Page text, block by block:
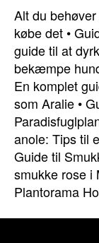
Alt du
købe det •
guide til at
bekæmpe
En komplet
som Aralie •
anole: Tips til
Guide til
smukke rose
Plantorama